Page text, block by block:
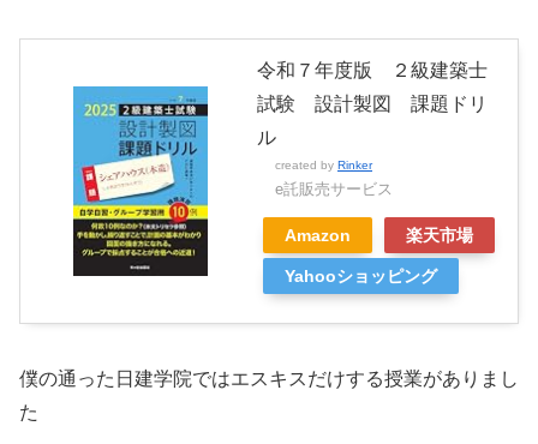
令和７年度版 ２級建築士
試験 設計製図 課題ドリ
ル
created by Rinker
e託販売サービス
Amazon 楽天市場
Yahooショッピング
僕の通った日建学院ではエスキスだけする授業がありまし
た